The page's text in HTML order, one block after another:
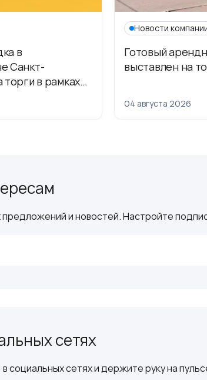
в
Санкт-
в рамках
Новости
Готовый
выставлен на
04 августа 2026
предложений и новостей. Настройте
сетях
сетях и держите руку на